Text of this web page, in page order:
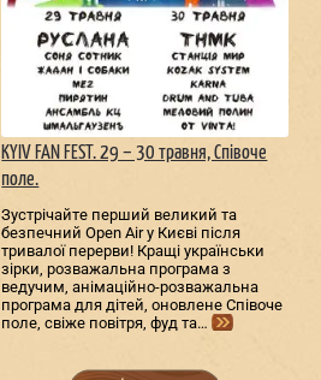
KYIV FAN FEST. 29 – 30 травня, Співоче
поле.
Зустрічайте перший великий та
безпечний Open Air у Києві після
тривалої перерви! Кращі українськи
зірки, розважальна програма з
ведучим, анімаційно-розважальна
програма для дітей, оновлене Співоче
поле, свіже повітря, фуд та…